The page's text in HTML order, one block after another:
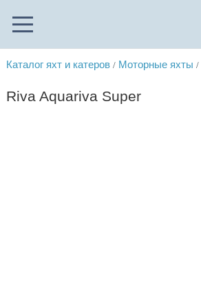
Каталог яхт и катеров / Моторные яхты /
Riva Aquariva Super